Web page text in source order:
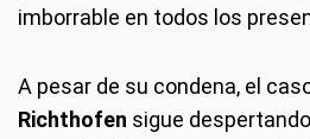
imborrable en todos los
A pesar de su condena, el
Richthofen sigue